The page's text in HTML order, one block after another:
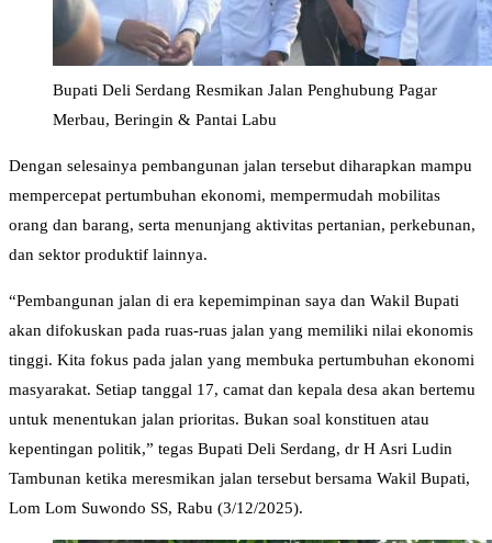
Bupati Deli Serdang Resmikan Jalan Penghubung Pagar
Merbau, Beringin & Pantai Labu
Dengan selesainya pembangunan jalan tersebut diharapkan mampu
mempercepat pertumbuhan ekonomi, mempermudah mobilitas
orang dan barang, serta menunjang aktivitas pertanian, perkebunan,
dan sektor produktif lainnya.
“Pembangunan jalan di era kepemimpinan saya dan Wakil Bupati
akan difokuskan pada ruas-ruas jalan yang memiliki nilai ekonomis
tinggi. Kita fokus pada jalan yang membuka pertumbuhan ekonomi
masyarakat. Setiap tanggal 17, camat dan kepala desa akan bertemu
untuk menentukan jalan prioritas. Bukan soal konstituen atau
kepentingan politik,” tegas Bupati Deli Serdang, dr H Asri Ludin
Tambunan ketika meresmikan jalan tersebut bersama Wakil Bupati,
Lom Lom Suwondo SS, Rabu (3/12/2025).